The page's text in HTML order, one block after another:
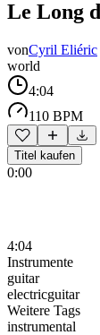
Le Long
vonCyril Eliéric
world
4:04
110 BPM
Titel kaufen
0:00
4:04
Instrumente
guitar
electricguitar
Weitere Tags
instrumental